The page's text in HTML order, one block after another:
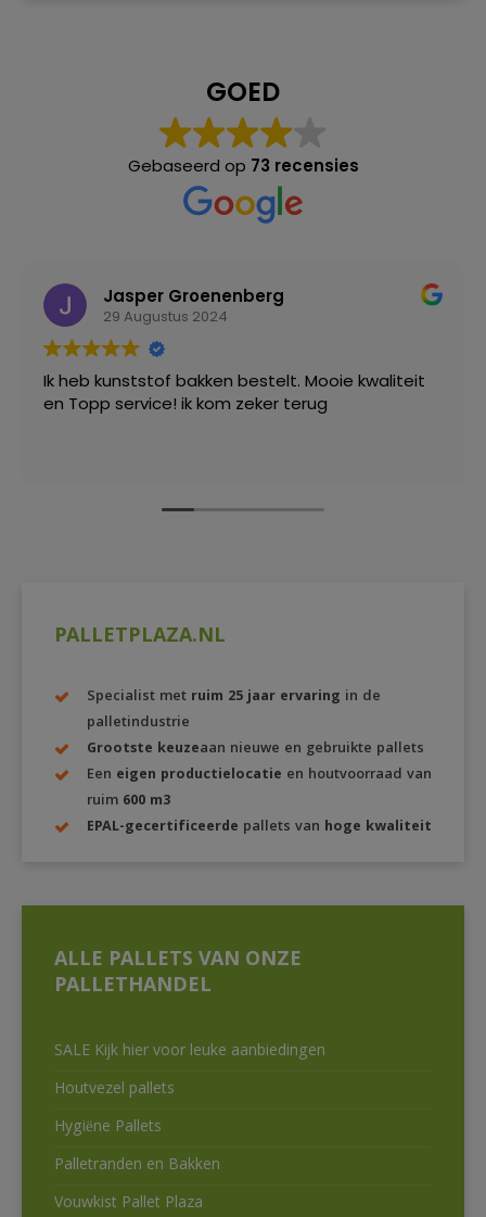
PALLETPLAZA.NL
Specialist met ruim 25 jaar ervaring in de
palletindustrie
Grootste keuzeaan nieuwe en gebruikte pallets
Een eigen productielocatie en houtvoorraad van
ruim 600 m3
EPAL-gecertificeerde pallets van hoge kwaliteit
ALLE PALLETS VAN ONZE
PALLETHANDEL
SALE Kijk hier voor leuke aanbiedingen
Houtvezel pallets
Hygiëne Pallets
Palletranden en Bakken
Vouwkist Pallet Plaza
GOED
Gebaseerd op 73 recensies
Jasper Groenenberg
29 Augustus 2024
Ik heb kunststof bakken bestelt. Mooie kwaliteit
en Topp service! ik kom zeker terug